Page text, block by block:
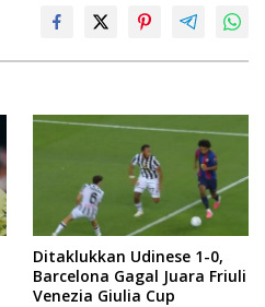
Ditaklukkan Udinese 1-0,
Barcelona Gagal Juara Friuli
Venezia Giulia Cup